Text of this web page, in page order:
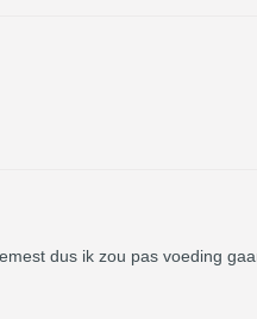
dus ik zou pas voeding